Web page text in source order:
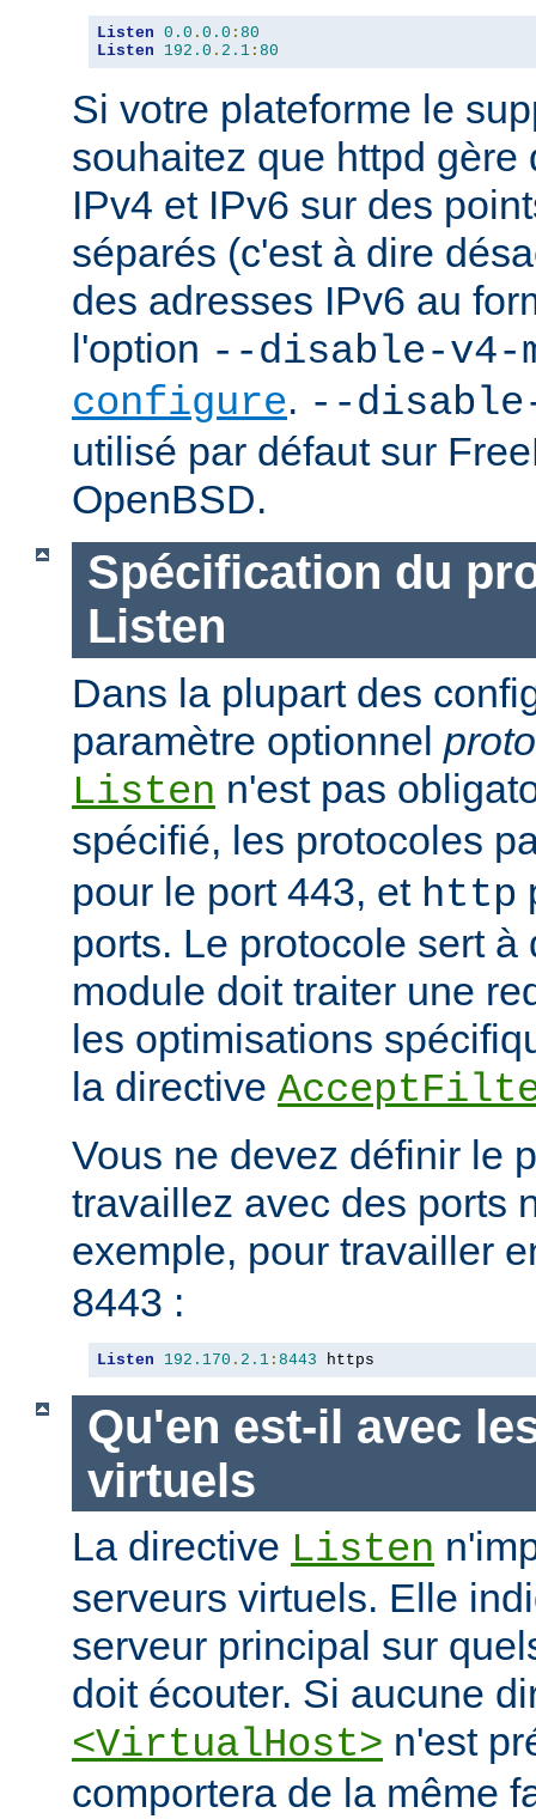
Listen 0.0 . 0.0 : 80
Listen
192.0 . 2.1 : 80
Si votre plateforme le
souhaitez que httpd gère
IPv4 et IPv6 sur des
séparés (c'est à dire
des adresses IPv6 au
l'option --disable-v4-
configure. --disable-
utilisé par défaut sur
OpenBSD.
Spécification du
Listen
Dans la plupart des
paramètre optionnel
Listen n'est pas
spécifié, les protocoles
pour le port 443, et http
ports. Le protocole sert à
module doit traiter une
les optimisations
la directive
Vous ne devez définir le
travaillez avec des ports
exemple, pour travailler
8443 :
Listen 192.170 . 2.1 : 8443 https
Qu'en est-il avec
virtuels
La directive Listen
serveurs virtuels. Elle
serveur principal sur
doit écouter. Si aucune
<VirtualHost> n'est
comportera de la même